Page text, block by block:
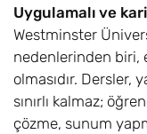
Development with
Foundation BSc
Computer Science
with Foundation
BSc
Uygulamalı ve
Westminster
nedenlerinden biri,
olmasıdır. Dersler,
sınırlı kalmaz;
çözme, sunum